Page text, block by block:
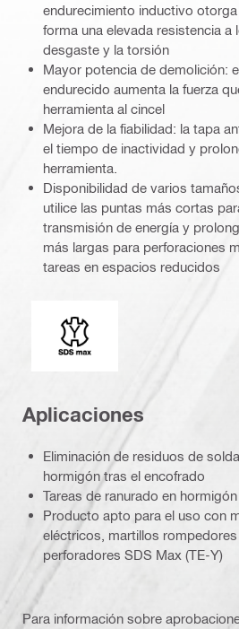
endurecimiento inductivo
forma una elevada resistencia a
desgaste y la torsión
Mayor potencia de demolición:
endurecido aumenta la fuerza
herramienta al cincel
Mejora de la fiabilidad: la tapa
el tiempo de inactividad y
herramienta.
Disponibilidad de varios
utilice las puntas más cortas
transmisión de energía y
más largas para perforaciones
tareas en espacios reducidos
Conexión
Aplicaciones
Eliminación de residuos de
hormigón tras el encofrado
Tareas de ranurado en hormigón
Producto apto para el uso con
eléctricos, martillos
perforadores SDS Max (TE-Y)
Para información sobre